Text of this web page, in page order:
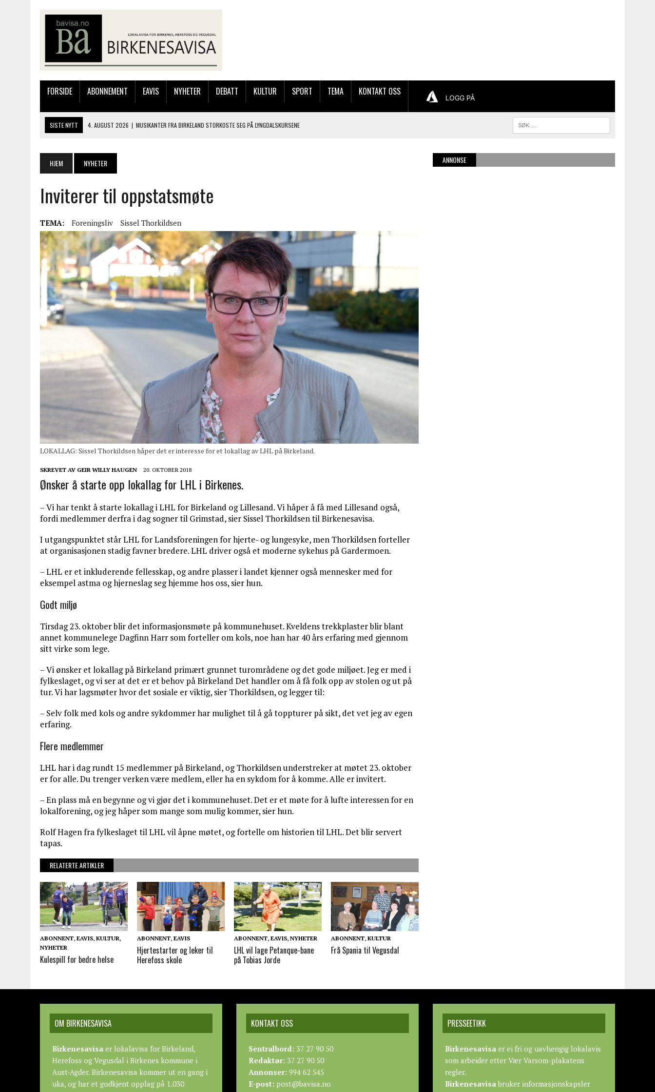
FORSIDE ABONNEMENT EAVIS NYHETER DEBATT KULTUR SPORT TEMA KONTAKT OSS
LOGG PÅ
SISTE NYTT 4. AUGUST 2026 | MUSIKANTER FRA BIRKELAND STORKOSTE SEG PÅ LYNGDALSKURSENE
28. JULI 2026 | JAKOB FRIIS TRIO KOMMER TIL BIRKELAND SØNDAG
4. AUGUST 2026
SILJE LØLAND STILTE UT I TOLLBODEN – NÅ STILLER HUN UT PÅ SØRLANDSUTSTILLINGEN.
HJEM NYHETER
Inviterer til oppstatsmøte
TEMA: Foreningsliv Sissel Thorkildsen
LOKALLAG: Sissel Thorkildsen håper det er interesse for et lokallag av LHL på Birkeland.
SKREVET AV GEIR WILLY HAUGEN 20. OKTOBER 2018
Ønsker å starte opp lokallag for LHL i Birkenes.
– Vi har tenkt å starte lokallag i LHL for Birkeland og Lillesand. Vi håper å få med Lillesand også,
fordi medlemmer derfra i dag sogner til Grimstad, sier Sissel Thorkildsen til Birkenesavisa.
I utgangspunktet står LHL for Landsforeningen for hjerte- og lungesyke, men Thorkildsen forteller
at organisasjonen stadig favner bredere. LHL driver også et moderne sykehus på Gardermoen.
– LHL er et inkluderende fellesskap, og andre plasser i landet kjenner også mennesker med for
eksempel astma og hjerneslag seg hjemme hos oss, sier hun.
Godt miljø
Tirsdag 23. oktober blir det informasjonsmøte på kommunehuset. Kveldens trekkplaster blir blant
annet kommunelege Dagfinn Harr som forteller om kols, noe han har 40 års erfaring med gjennom
sitt virke som lege.
– Vi ønsker et lokallag på Birkeland primært grunnet turområdene og det gode miljøet. Jeg er med i
fylkeslaget, og vi ser at det er et behov på Birkeland Det handler om å få folk opp av stolen og ut på
tur. Vi har lagsmøter hvor det sosiale er viktig, sier Thorkildsen, og legger til:
– Selv folk med kols og andre sykdommer har mulighet til å gå toppturer på sikt, det vet jeg av egen
erfaring.
Flere medlemmer
LHL har i dag rundt 15 medlemmer på Birkeland, og Thorkildsen understreker at møtet 23. oktober
er for alle. Du trenger verken være medlem, eller ha en sykdom for å komme. Alle er invitert.
– En plass må en begynne og vi gjør det i kommunehuset. Det er et møte for å lufte interessen for en
lokalforening, og jeg håper som mange som mulig kommer, sier hun.
Rolf Hagen fra fylkeslaget til LHL vil åpne møtet, og fortelle om historien til LHL. Det blir servert
tapas.
RELATERTE ARTIKLER
ABONNENT, EAVIS, KULTUR,
NYHETER
Kulespill for bedre helse
ABONNENT,EAVIS
Hjertestarter og leker til
Herefoss skole
ABONNENT,EAVIS,NYHETER
LHL vil lage Petanque-bane
på Tobias Jorde
ABONNENT,KULTUR
Frå Spania til Vegusdal
ANNONSE
OM BIRKENESAVISA
Birkenesavisa er lokalavisa for Birkeland,
Herefoss og Vegusdal i Birkenes kommune i
Aust-Agder. Birkenesavisa kommer ut en gang i
uka, og har et godkjent opplag på 1.030
KONTAKT OSS
Sentralbord: 37 27 90 50
Redaktør: 37 27 90 50
Annonser: 994 62 545
E-post: post@bavisa.no
PRESSEETIKK
Birkenesavisa er ei fri og uavhengig lokalavis
som arbeider etterVær Varsom-plakatens
regler.
Birkenesavisabruker informasjonskapsler